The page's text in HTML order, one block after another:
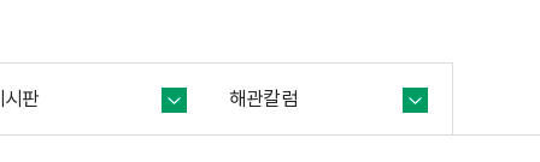
시판 해관칼럼